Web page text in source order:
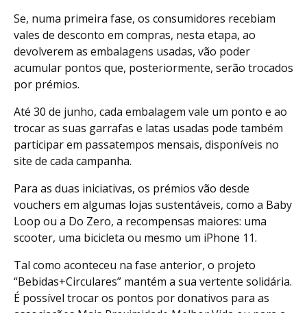
Se, numa primeira fase, os consumidores recebiam
vales de desconto em compras, nesta etapa, ao
devolverem as embalagens usadas, vão poder
acumular pontos que, posteriormente, serão trocados
por prémios.
Até 30 de junho, cada embalagem vale um ponto e ao
trocar as suas garrafas e latas usadas pode também
participar em passatempos mensais, disponíveis no
site de cada campanha.
Para as duas iniciativas, os prémios vão desde
vouchers em algumas lojas sustentáveis, como a Baby
Loop ou a Do Zero, a recompensas maiores: uma
scooter, uma bicicleta ou mesmo um iPhone 11.
Tal como aconteceu na fase anterior, o projeto
“Bebidas+Circulares” mantém a sua vertente solidária.
É possível trocar os pontos por donativos para as